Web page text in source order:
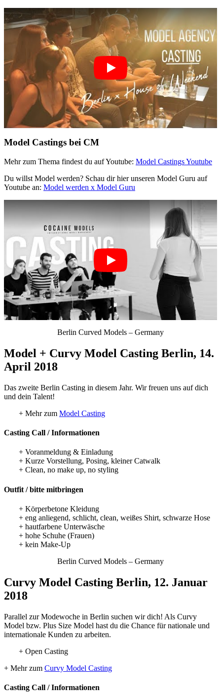
Model Castings bei CM
Mehr zum Thema findest du auf Youtube: Model Castings Youtube
Du willst Model werden? Schau dir hier unseren Model Guru auf
Youtube an: Model werden x Model Guru
Berlin Curved Models – Germany
Model + Curvy Model Casting Berlin, 14.
April 2018
Das zweite Berlin Casting in diesem Jahr. Wir freuen uns auf dich
und dein Talent!
+ Mehr zum Model Casting
Casting Call / Informationen
+ Voranmeldung & Einladung
+ Kurze Vorstellung, Posing, kleiner Catwalk
+ Clean, no make up, no styling
Outfit / bitte mitbringen
+ Körperbetone Kleidung
+ eng anliegend, schlicht, clean, weißes Shirt, schwarze Hose
+ hautfarbene Unterwäsche
+ hohe Schuhe (Frauen)
+ kein Make-Up
Berlin Curved Models – Germany
Curvy Model Casting Berlin, 12. Januar
2018
Parallel zur Modewoche in Berlin suchen wir dich! Als Curvy
Model bzw. Plus Size Model hast du die Chance für nationale und
internationale Kunden zu arbeiten.
+ Open Casting
+ Mehr zum Curvy Model Casting
Casting Call / Informationen